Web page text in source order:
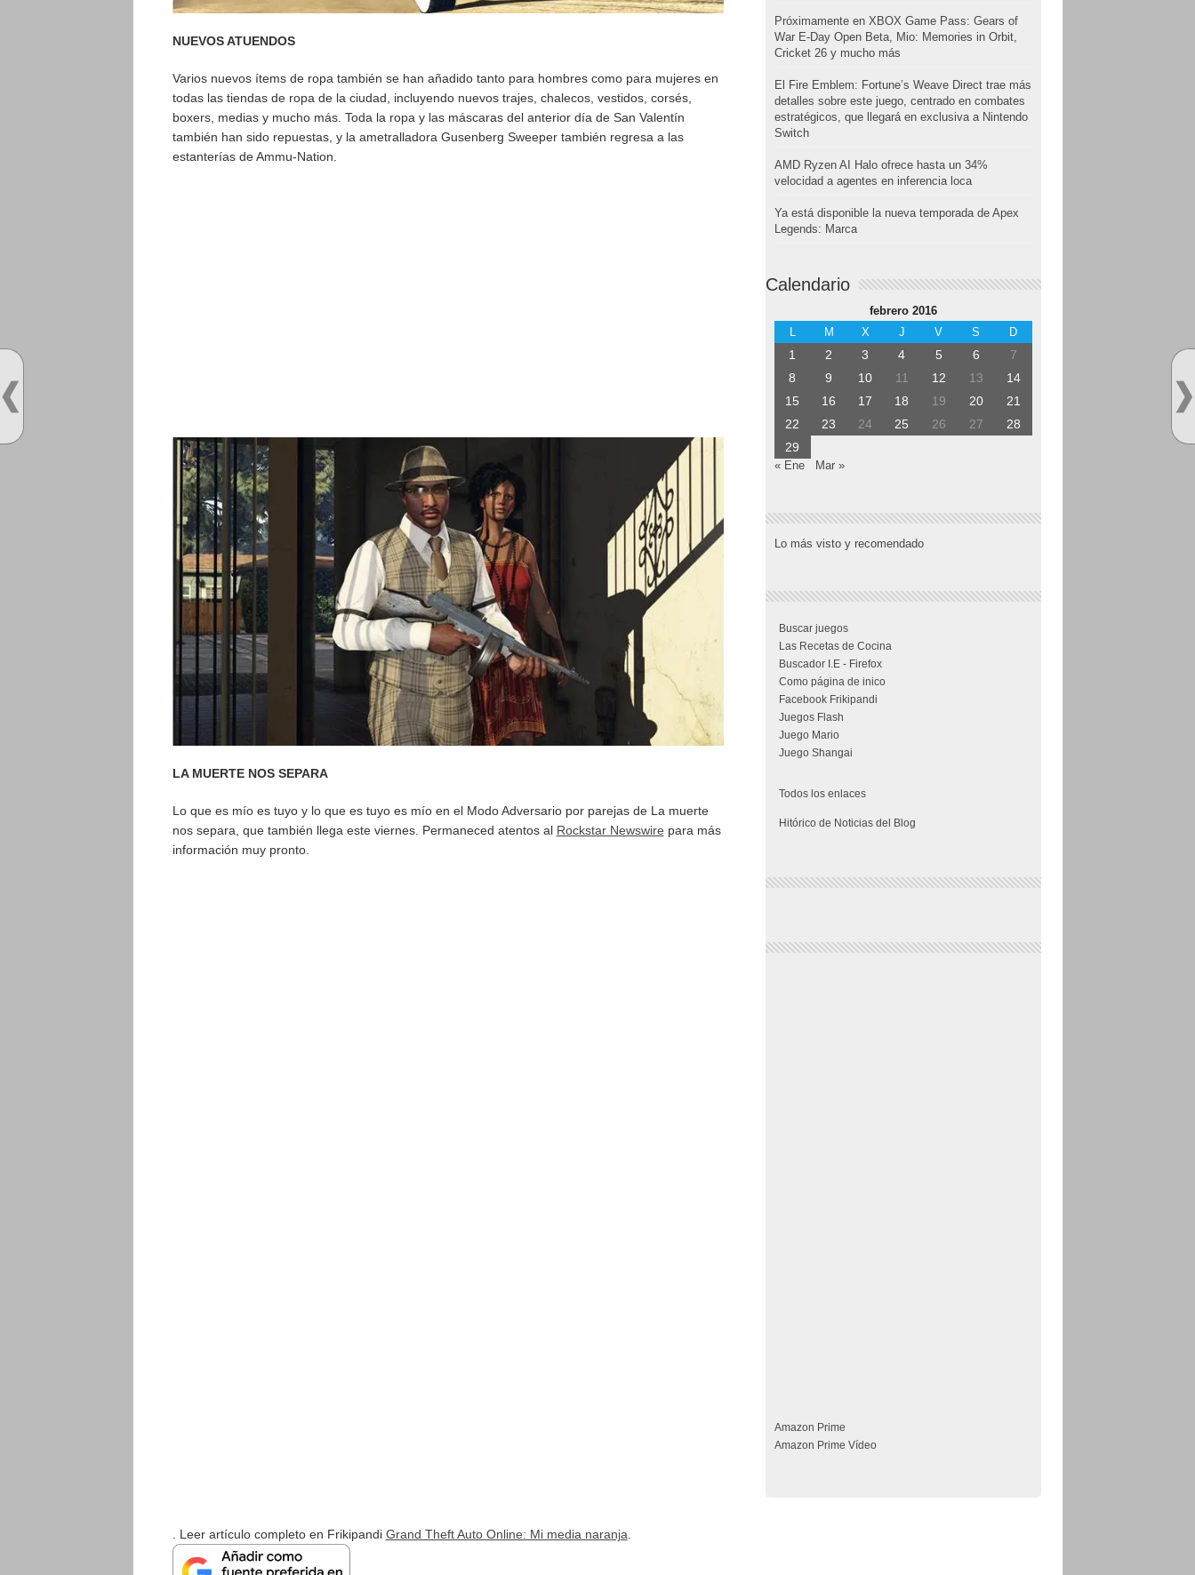
NUEVOS ATUENDOS
Varios nuevos ítems de ropa también se han añadido tanto para hombres como para mujeres en
todas las tiendas de ropa de la ciudad, incluyendo nuevos trajes, chalecos, vestidos, corsés,
boxers, medias y mucho más. Toda la ropa y las máscaras del anterior día de San Valentín
también han sido repuestas, y la ametralladora Gusenberg Sweeper también regresa a las
estanterías de Ammu-Nation.
LA MUERTE NOS SEPARA
Lo que es mío es tuyo y lo que es tuyo es mío en el Modo Adversario por parejas de La muerte
nos separa, que también llega este viernes. Permaneced atentos al Rockstar Newswire para más
información muy pronto.
. Leer artículo completo en Frikipandi Grand Theft Auto Online: Mi media naranja.
Próximamente en XBOX Game Pass: Gears of
War E-Day Open Beta, Mio: Memories in Orbit,
Cricket 26 y mucho más
El Fire Emblem: Fortune’s Weave Direct trae más
detalles sobre este juego, centrado en combates
estratégicos, que llegará en exclusiva a Nintendo
Switch
AMD Ryzen AI Halo ofrece hasta un 34%
velocidad a agentes en inferencia loca
Ya está disponible la nueva temporada de Apex
Legends: Marca
Calendario
febrero 2016
L
M X J V S D
1 2 3 4 5 6
7
8
9 10 11 12 13
14
15
16 17 18 19 20
21
22
23 24 25 26 27
28
29
« Ene Mar »
Lo más visto y recomendado
Buscar juegos
Las Recetas de Cocina
Buscador I.E - Firefox
Como página de inico
Facebook Frikipandi
Juegos Flash
Juego Mario
Juego Shangai
Todos los enlaces
Hitórico de Noticias del Blog
Amazon Prime
Amazon Prime Vídeo